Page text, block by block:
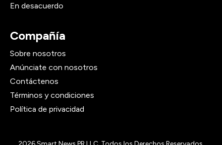
En desacuerdo
Compañía
Sobre nosotros
Anúnciate con nosotros
Contáctenos
Términos y condiciones
Política de privacidad